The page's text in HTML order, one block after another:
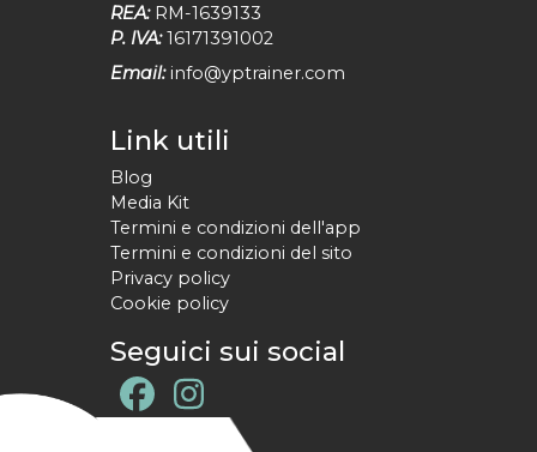
REA: RM-1639133
P. IVA: 16171391002
Email: info@yptrainer.com
Link utili
Blog
Media Kit
Termini e condizioni dell'app
Termini e condizioni del sito
Privacy policy
Cookie policy
Seguici sui social